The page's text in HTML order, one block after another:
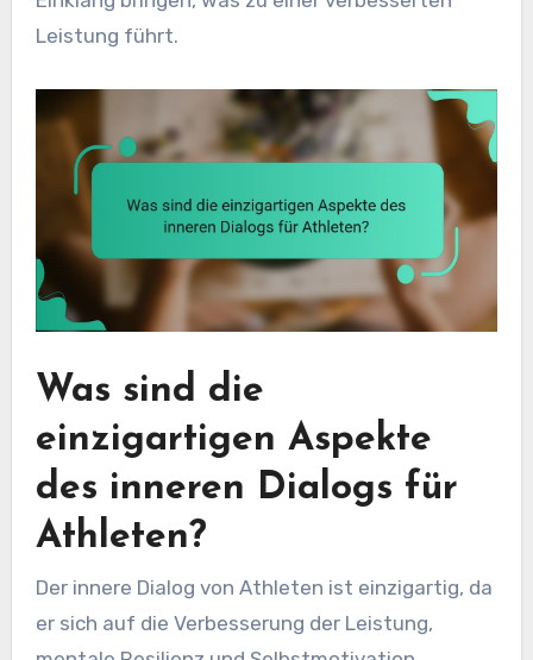
Leistung führt.
Was sind die
einzigartigen Aspekte
des inneren Dialogs für
Athleten?
Der innere Dialog von Athleten ist einzigartig, da
er sich auf die Verbesserung der Leistung,